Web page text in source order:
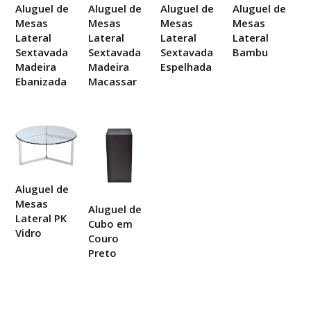
Aluguel de
Mesas
Lateral
Sextavada
Madeira
Ebanizada
Aluguel de
Mesas
Lateral
Sextavada
Madeira
Macassar
Aluguel de
Mesas
Lateral
Sextavada
Espelhada
Aluguel de
Mesas
Lateral
Bambu
Aluguel de
Mesas
Lateral PK
Vidro
Aluguel de
Cubo em
Couro
Preto